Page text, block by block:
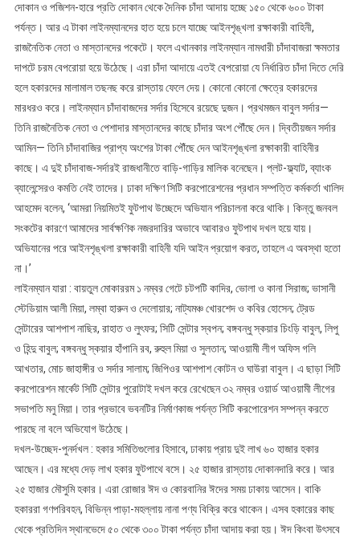
দোকান ও পজিশন-হারে প্রতি দোকান থেকে দৈনিক চাঁদা আদায় হচ্ছে ১৫০ থেকে ৬০০ টাকা
পর্যন্ত। আর এ টাকা লাইনম্যানদের হাত হয়ে চলে যাচ্ছে আইনশৃঙ্খলা রক্ষাকারী বাহিনী,
রাজনৈতিক নেতা ও মাস্তানদের পকেটে। ফলে এখানকার লাইনম্যান নামধারী চাঁদাবাজরা ক্ষমতার
দাপটে চরম বেপরোয়া হয়ে উঠেছে। এরা চাঁদা আদায়ে এতই বেপরোয়া যে নির্ধারিত চাঁদা দিতে দেরি
হলে হকারদের মালামাল তছনছ করে রাস্তায় ফেলে দেয়। কোনো কোনো ক্ষেত্রে হকারদের
মারধরও করে। লাইনম্যান চাঁদাবাজদের সর্দার হিসেবে রয়েছে দুজন। প্রথমজন বাবুল সর্দার—
তিনি রাজনৈতিক নেতা ও পেশাদার মাস্তানদের কাছে চাঁদার অংশ পৌঁছে দেন। দ্বিতীয়জন সর্দার
আমিন— তিনি চাঁদাবাজির প্রাপ্য অংশের টাকা পৌঁছে দেন আইনশৃঙ্খলা রক্ষাকারী বাহিনীর
কাছে। এ দুই চাঁদাবাজ-সর্দারই রাজধানীতে বাড়ি-গাড়ির মালিক বনেছেন। প্লট-ফ্ল্যাট, ব্যাংক
ব্যালেন্সেরও কমতি নেই তাদের। ঢাকা দক্ষিণ সিটি করপোরেশনের প্রধান সম্পত্তি কর্মকর্তা খালিদ
আহমেদ বলেন, ‘আমরা নিয়মিতই ফুটপাথ উচ্ছেদে অভিযান পরিচালনা করে থাকি। কিন্তু জনবল
সংকটের কারণে আমাদের সার্বক্ষণিক নজরদারির অভাবে আবারও ফুটপাথ দখল হয়ে যায়।
অভিযানের পরে আইনশৃঙ্খলা রক্ষাকারী বাহিনী যদি আইন প্রয়োগ করত, তাহলে এ অবস্থা হতো
না।’
লাইনম্যান যারা : বায়তুল মোকাররম ১ নম্বর গেটে চটপটি কাদির, ভোলা ও কানা সিরাজ; ভাসানী
স্টেডিয়াম আলী মিয়া, লম্বা হারুন ও দেলোয়ার; নাট্যমঞ্চ খোরশেদ ও কবির হোসেন; ট্রেড
সেন্টারের আশপাশ নাছির, রাহাত ও লুৎফর; সিটি সেন্টার স্বপন; বঙ্গবন্ধু স্কয়ার চিংড়ি বাবুল, লিপু
ও হিন্দু বাবুল; বঙ্গবন্ধু স্কয়ার হাঁপানি রব, রুহুল মিয়া ও সুলতান; আওয়ামী লীগ অফিস গলি
আখতার, মোচ জাহাঙ্গীর ও সর্দার সালাম; জিপিওর আশপাশ কোটন ও ঘাউরা বাবুল। এ ছাড়া সিটি
করপোরেশন মার্কেট সিটি সেন্টার পুরোটাই দখল করে রেখেছেন ৩২ নম্বর ওয়ার্ড আওয়ামী লীগের
সভাপতি মনু মিয়া। তার প্রভাবে ভবনটির নির্মাণকাজ পর্যন্ত সিটি করপোরেশন সম্পন্ন করতে
পারছে না বলে অভিযোগ উঠেছে।
দখল-উচ্ছেদ-পুনর্দখল : হকার সমিতিগুলোর হিসাবে, ঢাকায় প্রায় দুই লাখ ৬০ হাজার হকার
আছেন। এর মধ্যে দেড় লাখ হকার ফুটপাথে বসে। ২৫ হাজার রাস্তায় দোকানদারি করে। আর
২৫ হাজার মৌসুমি হকার। এরা রোজার ঈদ ও কোরবানির ঈদের সময় ঢাকায় আসেন। বাকি
হকাররা গণপরিবহন, বিভিন্ন পাড়া-মহল্লায় নানা পণ্য বিক্রি করে থাকেন। এসব হকারের কাছ
থেকে প্রতিদিন স্থানভেদে ৫০ থেকে ৩০০ টাকা পর্যন্ত চাঁদা আদায় করা হয়। ঈদ কিংবা উৎসবে